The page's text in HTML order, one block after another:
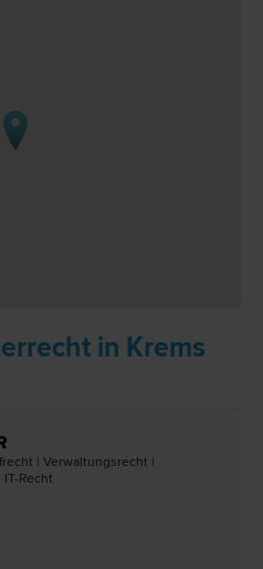
in Krems
| Verwaltungs­recht |
Recht